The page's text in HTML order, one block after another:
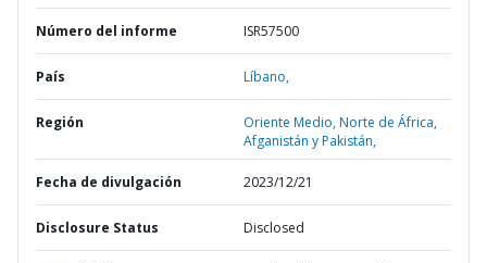
Número del informe ISR57500
País Líbano,
Región
Oriente Medio, Norte de África,
Afganistán y Pakistán,
Fecha de divulgación 2023/12/21
Disclosure Status Disclosed